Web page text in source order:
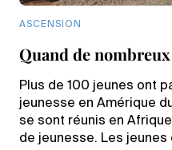
ASCENSION
Quand de
Plus de 100 jeunes ont
jeunesse en Amérique
se sont réunis en
de jeunesse. Les